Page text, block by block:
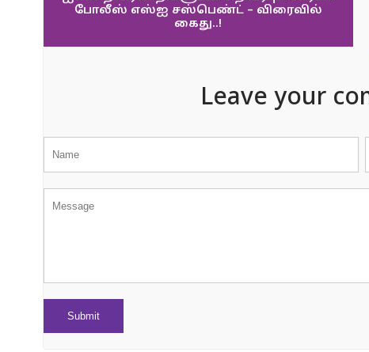
போலீஸ் எஸ்ஐ சஸ்பெண்ட் – விரைவில்
கைது..!
Leave your